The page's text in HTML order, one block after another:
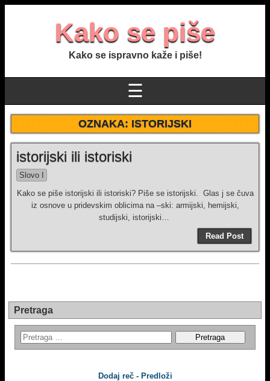
Kako se piše
Kako se ispravno kaže i piše!
☰
OZNAKA:ISTORIJSKI
istorijski ili istoriski
Slovo I
Kako se piše istorijski ili istoriski? Piše se istorijski. Glas j se čuva
iz osnove u pridevskim oblicima na –ski: armijski, hemijski,
studijski, istorijski…
Read Post
Pretraga
Dodaj reč - Predloži